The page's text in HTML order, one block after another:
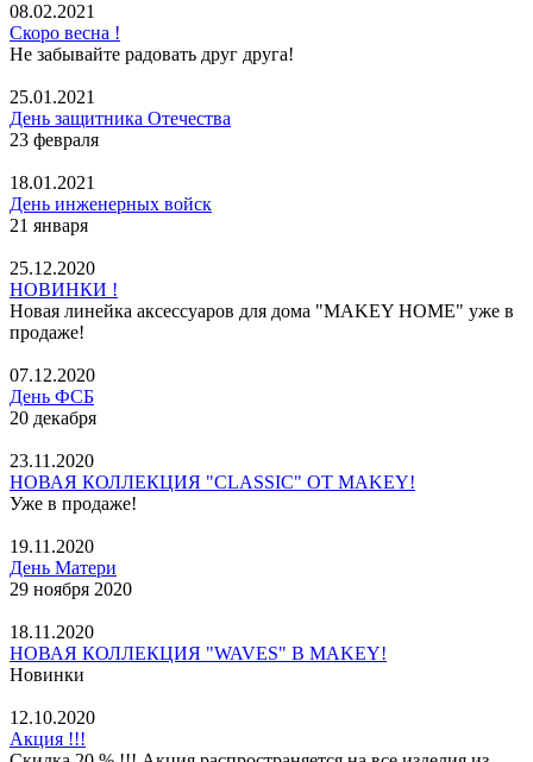
08.02.2021
Скоро весна !
Не забывайте радовать друг друга!
25.01.2021
День защитника Отечества
23 февраля
18.01.2021
День инженерных войск
21 января
25.12.2020
НОВИНКИ !
Новая линейка аксессуаров для дома "MAKEY HOME" уже в
продаже!
07.12.2020
День ФСБ
20 декабря
23.11.2020
НОВАЯ КОЛЛЕКЦИЯ "CLASSIC" ОТ MAKEY!
Уже в продаже!
19.11.2020
День Матери
29 ноября 2020
18.11.2020
НОВАЯ КОЛЛЕКЦИЯ "WAVES" В MAKEY!
Новинки
12.10.2020
Акция !!!